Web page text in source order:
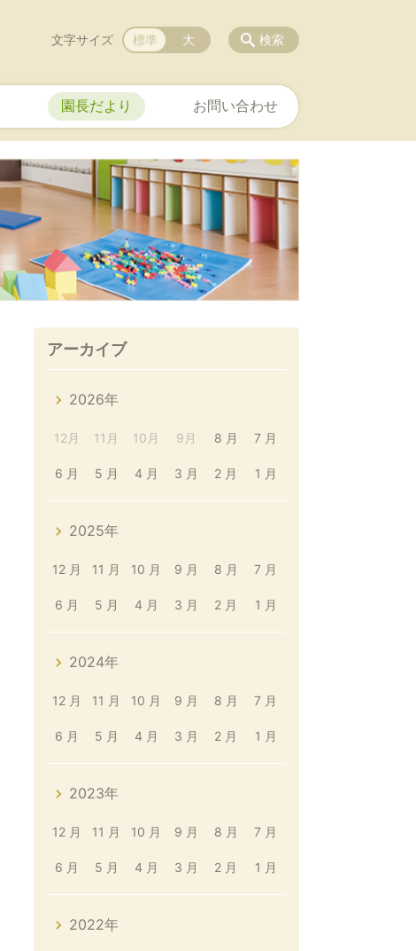
園長だより お問い合わせ
検索
文字サイズ 標準 大
アーカイブ
2026年
12月 11月 10月 9月 8 月 7 月
6 月 5 月 4 月 3 月 2 月 1 月
2025年
12 月 11 月 10 月 9 月 8 月 7 月
6 月 5 月 4 月 3 月 2 月 1 月
2024年
12 月 11 月 10 月 9 月 8 月 7 月
6 月 5 月 4 月 3 月 2 月 1 月
2023年
12 月 11 月 10 月 9 月 8 月 7 月
6 月 5 月 4 月 3 月 2 月 1 月
2022年